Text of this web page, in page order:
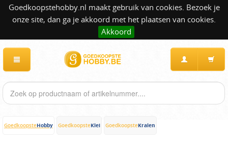
Goedkoopstehobby.nl maakt gebruik van cookies. Bezoek je
onze site, dan ga je akkoord met het plaatsen van cookies.
Akkoord
GoedkoopsteHobby GoedkoopsteKlei GoedkoopsteKralen